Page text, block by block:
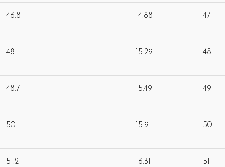
46.8 14.88 47
48 15.29 48
48.7 15.49 49
50 15.9 50
51.2 16.31 51